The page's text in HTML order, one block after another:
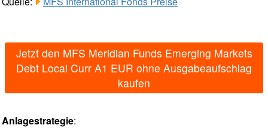
Jetzt den MFS Meridian Funds Emerging Markets
Debt Local Curr A1 EUR ohne Ausgabeaufschlag
kaufen
Anlagestrategie: